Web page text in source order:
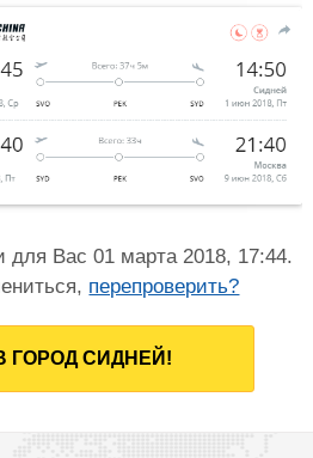
Вас 01 марта 2018, 17:44.
перепроверить?
ГОРОД СИДНЕЙ!